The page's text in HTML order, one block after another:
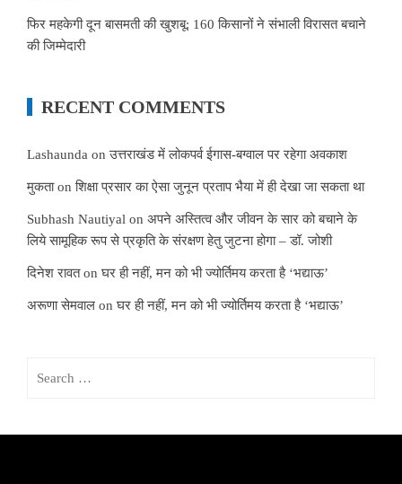
फिर महकेगी दून बासमती की खुशबू: 160 किसानों ने संभाली विरासत बचाने
की जिम्मेदारी
RECENT COMMENTS
Lashaunda onउत्तराखंड में लोकपर्व ईगास-बग्वाल पर रहेगा अवकाश
मुकताonशिक्षा प्रसार का ऐसा जुनून प्रताप भैया में ही देखा जा सकता था
Subhash Nautiyal on अपने अस्तित्व और जीवन के सार को बचाने के
लिये सामूहिक रूप से प्रकृति के संरक्षण हेतु जुटना होगा – डॉ. जोशी
दिनेश रावतonघर ही नहीं, मन को भी ज्योर्तिमय करता है ‘भद्याऊ’
अरूणा सेमवाल onघर ही नहीं, मन को भी ज्योर्तिमय करता है ‘भद्याऊ’